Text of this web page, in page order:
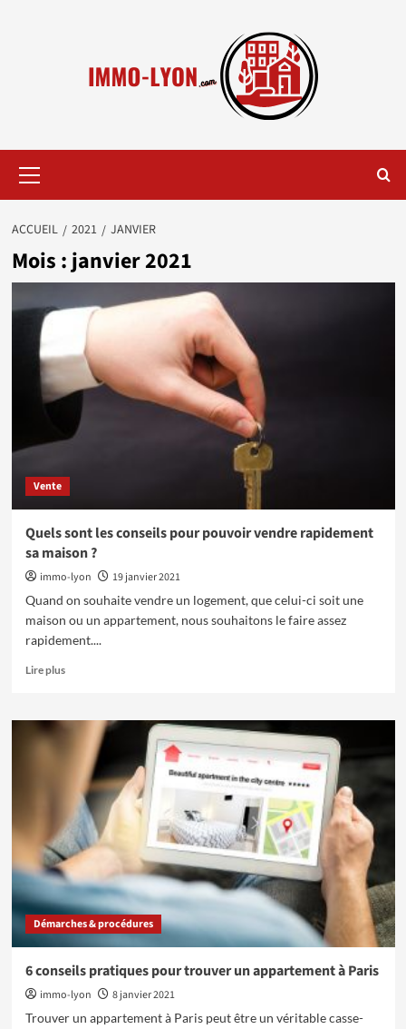
principal
ACCUEIL 2021 JANVIER
Mois :janvier 2021
Vente
Quels sont les conseils pour pouvoir vendre rapidement
sa maison ?
immo-lyon
19 janvier 2021
Quand on souhaite vendre un logement, que celui-ci soit une
maison ou un appartement, nous souhaitons le faire assez
rapidement....
Lire plusEn
sur
conseils
pour
pouvoir
vendre
rapidement
sa
maison
?
Démarches & procédures
6 conseils pratiques pour trouver un appartement à Paris
immo-lyon
8 janvier 2021
Trouver un appartement à Paris peut être un véritable casse-